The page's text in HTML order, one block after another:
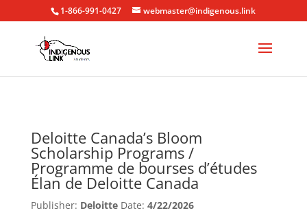
1-866-991-0427 webmaster@indigenous.link
Deloitte Canada’s Bloom
Scholarship Programs /
Programme de bourses d’études
Élan de Deloitte Canada
Publisher: Deloitte Date: 4/22/2026